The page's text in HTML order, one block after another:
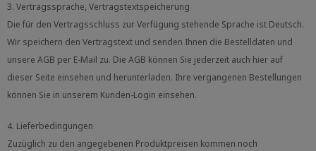
3. Vertragssprache, Vertragstextspeicherung
Die für den Vertragsschluss zur Verfügung stehende Sprache ist Deutsch.
Wir speichern den Vertragstext und senden Ihnen die Bestelldaten und
unsere AGB per E-Mail zu. Die AGB können Sie jederzeit auch hier auf
dieser Seite einsehen und herunterladen. Ihre vergangenen Bestellungen
können Sie in unserem Kunden-Login einsehen.
4. Lieferbedingungen
Zuzüglich zu den angegebenen Produktpreisen kommen noch